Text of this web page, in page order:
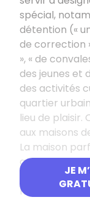
JE
spécial,
détention («
de correction
», « de
des jeunes et
des activités
quartier
lieu de plaisir.
aux maisons
La maison
qu’une
financière.
maison de